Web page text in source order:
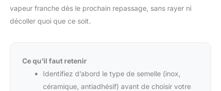
vapeur franche dès le prochain repassage, sans rayer ni
décoller quoi que ce soit.
Ce qu’il faut retenir
Identifiez d’abord le type de semelle (inox,
céramique, antiadhésif) avant de choisir votre